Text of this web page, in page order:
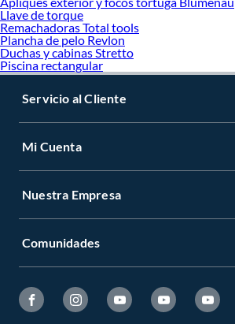
Llave de torque
Remachadoras Total tools
Plancha de pelo Revlon
Duchas y cabinas Stretto
Piscina rectangular
Servicio al Cliente
Mi Cuenta
Nuestra Empresa
Comunidades